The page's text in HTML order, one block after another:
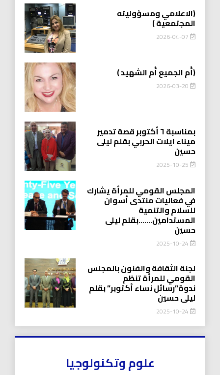
(الاعلامي ومسؤوليته
المجتمعية )
2026-04-07
(أُم الجميع أُم الشهيد )
2026-03-20
بمناسبة ٦ أكتوبر قصة تدمير
ميناء ايلات الحربي بقلم ليلى
حسين
2025-10-25
المجلس القومي للمرأة يشارك
في فعاليات منتدى أسوان
للسلام والتنمية
المستدامين…….بقلم ليلى
حسين
2025-10-24
لجنة الثقافة والفنون بالمجلس
القومي للمرأة تنظم
ندوة”رسائل نساء أكتوبر” بقلم
ليلى حسين
2025-10-24
علوم وتكنولوجيا